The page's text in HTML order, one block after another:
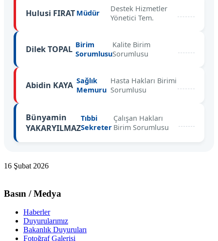
Hulusi FIRAT Müdür
Destek Hizmetler
Yönetici Tem.
Dilek TOPAL Birim
Sorumlusu
Kalite Birim
Sorumlusu
Abidin KAYA Sağlık
Memuru
Hasta Hakları Birimi
Sorumlusu
Bünyamin
YAKARYILMAZ
Tıbbi
Sekreter
Çalışan Hakları
Birim Sorumlusu
16 Şubat 2026
Basın / Medya
Haberler
Duyurularımız
Bakanlık Duyuruları
Fotoğraf Galerisi